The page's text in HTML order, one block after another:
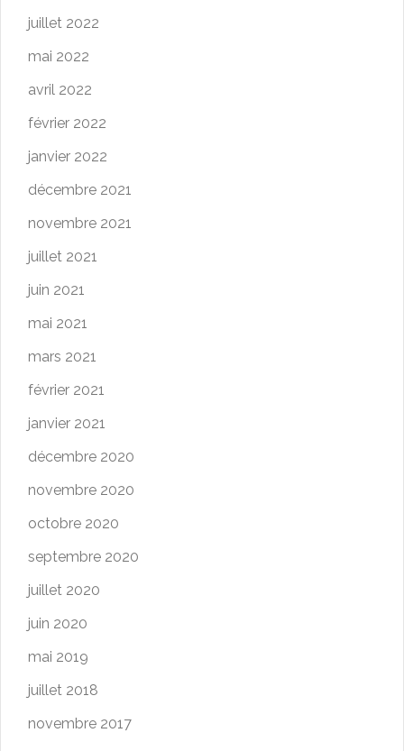
juillet 2022
mai 2022
avril 2022
février 2022
janvier 2022
décembre 2021
novembre 2021
juillet 2021
juin 2021
mai 2021
mars 2021
février 2021
janvier 2021
décembre 2020
novembre 2020
octobre 2020
septembre 2020
juillet 2020
juin 2020
mai 2019
juillet 2018
novembre 2017